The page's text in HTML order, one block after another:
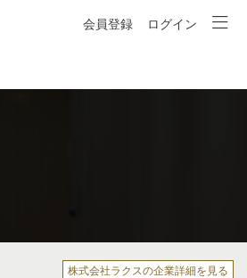
会員登録 ログイン
株式会社ラクスの企業詳細を見る